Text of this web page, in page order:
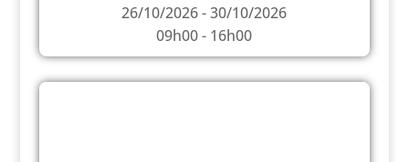
26/10/2026 - 30/10/2026
09h00 - 16h00